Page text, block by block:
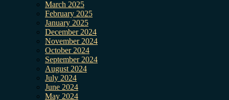
March 2025
February 2025
January 2025
December 2024
November 2024
October 2024
September 2024
August 2024
July 2024
June 2024
May 2024